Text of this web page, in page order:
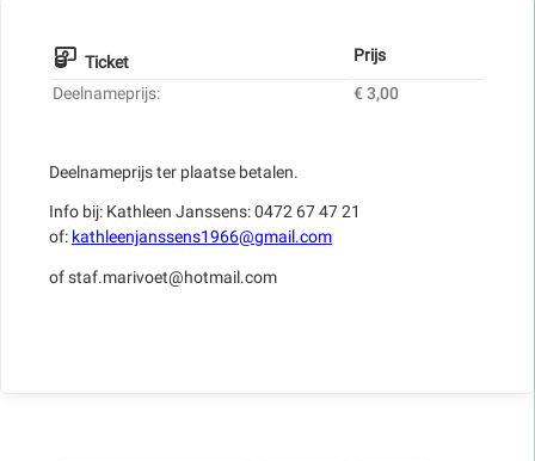
Ticket
Prijs
Deelnameprijs:
€ 3,00
Deelnameprijs ter plaatse betalen.
Info bij: Kathleen Janssens: 0472 67 47 21
of: kathleenjanssens1966@gmail.com
of staf.marivoet@hotmail.com